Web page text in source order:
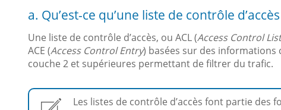
a. Qu’est-ce qu’une liste de contrôle d’accès
Une liste de contrôle d’accès, ou ACL (Access Control List
ACE (Access Control Entry) basées sur des informations
couche 2 et supérieures permettant de filtrer du trafic.
Les listes de contrôle d’accès font partie des